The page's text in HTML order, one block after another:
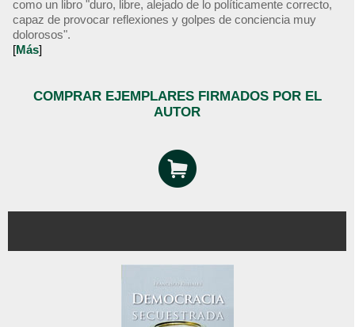
como un libro "duro, libre, alejado de lo políticamente correcto,
capaz de provocar reflexiones y golpes de conciencia muy
dolorosos".
[Más]
COMPRAR EJEMPLARES FIRMADOS POR EL
AUTOR